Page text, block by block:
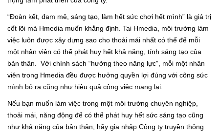
“Đoàn kết, đam mê, sáng tạo, làm hết sức chơi hết mình” là giá trị
cốt lõi mà Hmedia muốn khẳng định. Tai Hmedia, môi trường làm
việc luôn được xây dựng sao cho thoải mái nhất có thể để mỗi
một nhân viên có thể phát huy hết khả năng, tính sáng tạo của
bản thân. Với chính sách “hưởng theo năng lực”, mỗi một nhân
viên trong Hmedia đều được hưởng quyền lợi đúng với công sức
mình bỏ ra cũng như hiệu quả công việc mang lại.
Nếu bạn muốn làm việc trong một môi trường chuyên nghiệp,
thoải mái, năng động để có thể phát huy hết sức sáng tạo cũng
như khả năng của bản thân, hãy gia nhập Công ty truyền thông